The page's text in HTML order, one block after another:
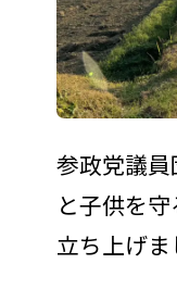
参政党議
と子供を
立ち上げま